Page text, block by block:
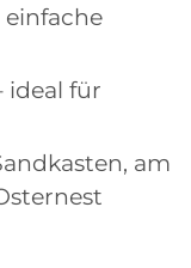
ideal für
am